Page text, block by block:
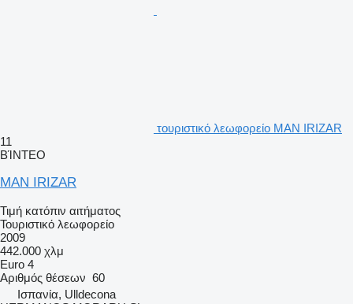
τουριστικό λεωφορείο MAN IRIZAR
11
ΒΊΝΤΕΟ
MAN IRIZAR
Τιμή κατόπιν αιτήματος
Τουριστικό λεωφορείο
2009
442.000 χλμ
Euro 4
Αριθμός θέσεων 60
Ισπανία, Ulldecona